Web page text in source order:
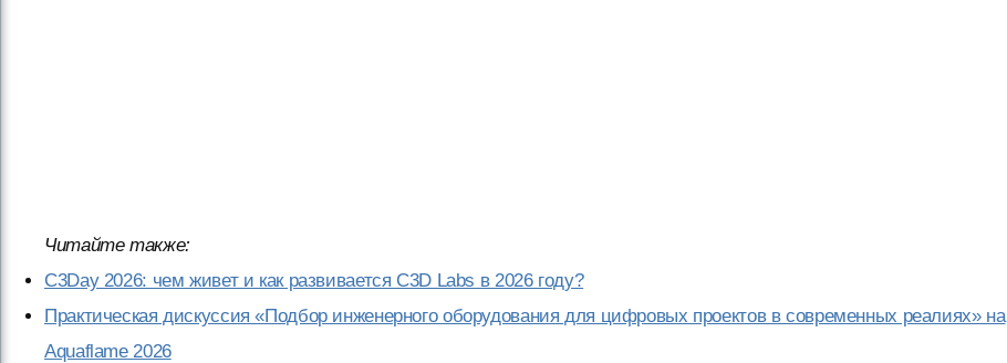
Читайте также:
C3Day 2026: чем живет и как развивается C3D Labs в 2026 году?
Практическая дискуссия «Подбор инженерного оборудования для цифровых проектов в современных реалиях» на
Aquaflame 2026